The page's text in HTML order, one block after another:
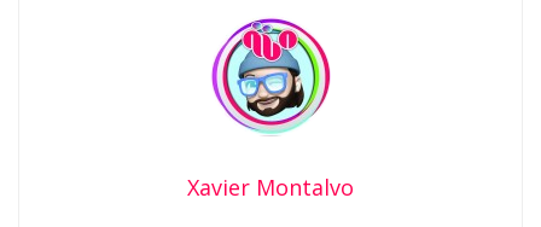
Xavier Montalvo